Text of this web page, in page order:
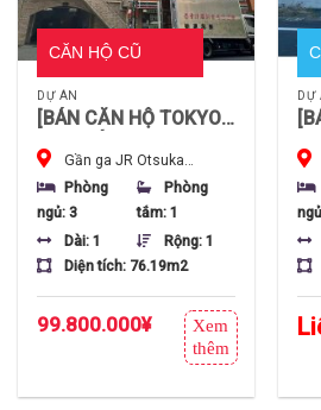
CĂN HỘ CŨ
DỰ ÁN
[BÁN CĂN HỘ TOKYO]
– CÁCH GA OTSUKA
(YAMANOTE) 3 PHÚT
ĐI BỘ
Gần ga JR Otsuka
(Tuyến Yamanote), ga
Sugamo Shinden & Otsuka
Phòng
ngủ: 3
Phòng
tắm: 1
Dài: 1
Rộng: 1
Diện tích: 76.19m2
99.800.000¥
Xem
thêm
DỰ